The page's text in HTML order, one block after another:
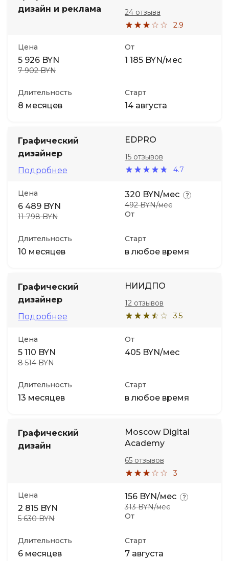
дизайн и реклама
2.9
24 отзыва
Цена
5 926 BYN
7 902 BYN
От
1 185 BYN/мес
Длительность
8 месяцев
Старт
14 августа
Графический
дизайнер
Подробнее
EDPRO
4.7
15 отзывов
Цена
6 489 BYN
11 798 BYN От
320 BYN/мес
492 BYN/мес
Длительность
10 месяцев
Старт
в любое время
Графический
дизайнер
Подробнее
НИИДПО
3.5
12 отзывов
Цена
5 110 BYN
8 514 BYN
От
405 BYN/мес
Длительность
13 месяцев
Старт
в любое время
Графический
дизайн
Moscow Digital
Academy
3
65 отзывов
Цена
2 815 BYN
5 630 BYN От
156 BYN/мес
313 BYN/мес
Длительность
6 месяцев
Старт
7 августа